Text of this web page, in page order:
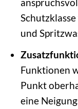
und
Funktionen
Punkt
eine